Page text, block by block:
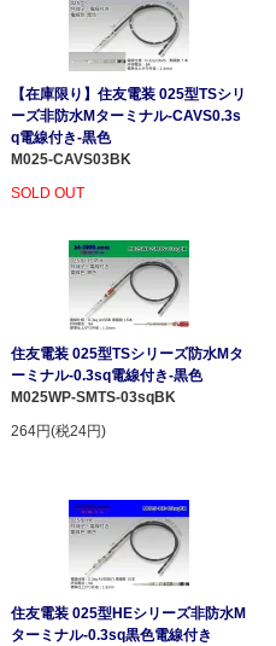
【在庫限り】住友電装 025型TSシリ
ーズ非防水Mターミナル-CAVS0.3s
q電線付き-黒色
M025-CAVS03BK
SOLD OUT
住友電装 025型TSシリーズ防水Mタ
ーミナル-0.3sq電線付き-黒色
M025WP-SMTS-03sqBK
264円(税24円)
住友電装 025型HEシリーズ非防水M
ターミナル-0.3sq黒色電線付き